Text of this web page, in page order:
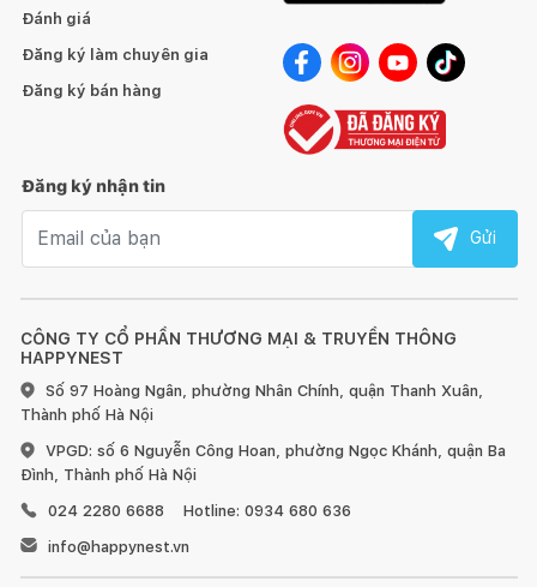
CÔNG TY CỔ PHẦN THƯƠNG MẠI & TRUYỀN THÔNG
HAPPYNEST
Số 97 Hoàng Ngân, phường Nhân Chính, quận Thanh Xuân,
Thành phố Hà Nội
VPGD: số 6 Nguyễn Công Hoan, phường Ngọc Khánh, quận Ba
Đình, Thành phố Hà Nội
024 2280 6688
Hotline: 0934 680 636
info@happynest.vn
Đánh giá
Đăng ký làm chuyên gia
Đăng ký bán hàng
Đăng ký nhận tin
Gửi